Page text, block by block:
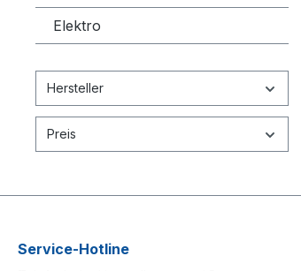
Elektro
Hersteller
Preis
Service-Hotline